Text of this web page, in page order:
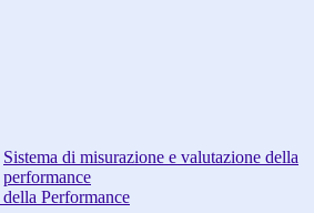
Sistema di misurazione e valutazione della
performance
Performance